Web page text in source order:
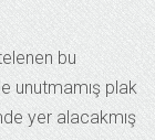
bu
unutmamış plak
yer alacakmış